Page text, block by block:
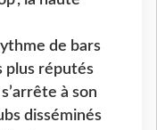
de bars
plus réputés
à son
disséminés